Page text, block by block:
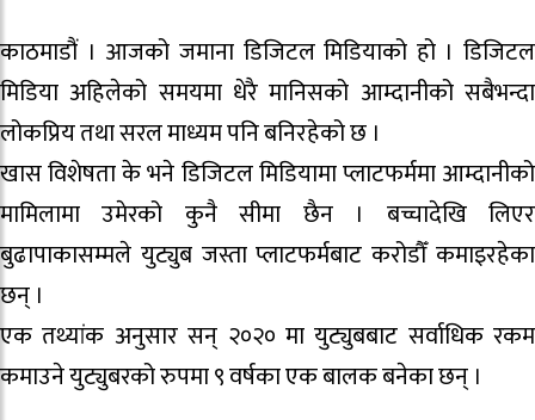
काठमाडौं । आजको जमाना डिजिटल मिडियाको हो । डिजिटल
मिडिया अहिलेको समयमा धेरै मानिसको आम्दानीको सबैभन्दा
लोकप्रिय तथा सरल माध्यम पनि बनिरहेको छ ।
खास विशेषता के भने डिजिटल मिडियामा प्लाटफर्ममा आम्दानीको
मामिलामा उमेरको कुनै सीमा छैन । बच्चादेखि लिएर
बुढापाकासम्मले युट्युब जस्ता प्लाटफर्मबाट करोडौँ कमाइरहेका
छन् ।
एक तथ्यांक अनुसार सन् २०२० मा युट्युबबाट सर्वाधिक रकम
कमाउने युट्युबरको रुपमा ९ वर्षका एक बालक बनेका छन् ।